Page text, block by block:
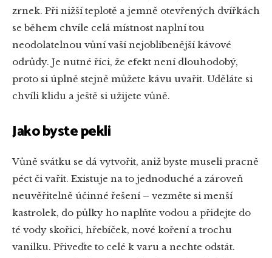
zrnek. Při nižší teplotě a jemně otevřených dvířkách
se během chvíle celá místnost naplní tou
neodolatelnou vůní vaší nejoblíbenější kávové
odrůdy. Je nutné říci, že efekt není dlouhodobý,
proto si úplně stejně můžete kávu uvařit. Uděláte si
chvíli klidu a ještě si užijete vůně.
Jako byste pekli
Vůně svátku se dá vytvořit, aniž byste museli pracně
péct či vařit. Existuje na to jednoduché a zároveň
neuvěřitelně účinné řešení – vezměte si menší
kastrolek, do půlky ho naplňte vodou a přidejte do
té vody skořici, hřebíček, nové koření a trochu
vanilku. Přiveďte to celé k varu a nechte odstát.